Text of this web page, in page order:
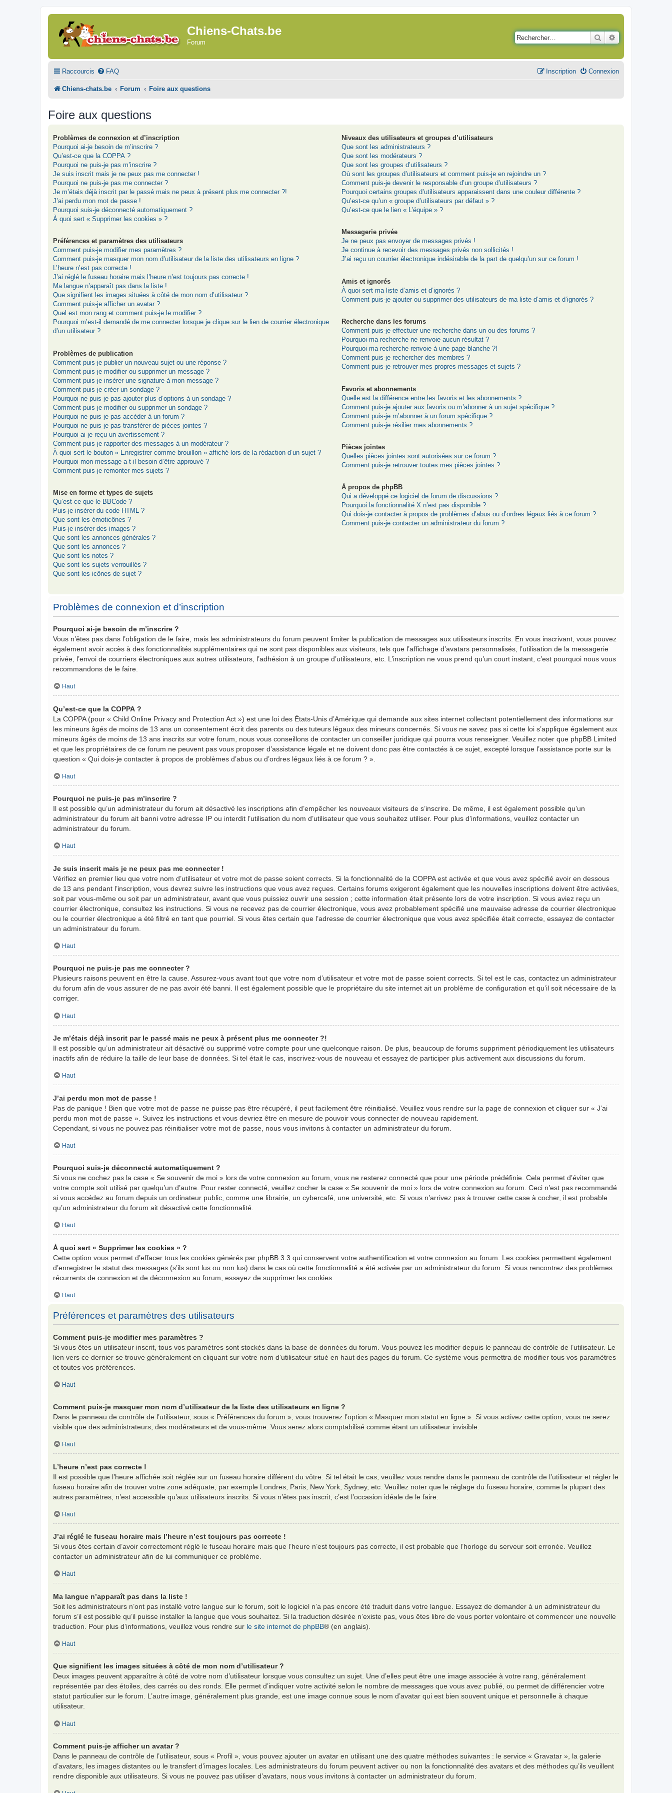
Chiens-Chats.be
Forum
Rechercher
Raccourcis FAQ Connexion
Inscription
Chiens-chats.be Forum Foire aux questions
Foire aux questions
Problèmes de connexion et d’inscription
Pourquoi ai-je besoin de m’inscrire ?
Qu’est-ce que la COPPA ?
Pourquoi ne puis-je pas m’inscrire ?
Je suis inscrit mais je ne peux pas me connecter !
Pourquoi ne puis-je pas me connecter ?
Je m’étais déjà inscrit par le passé mais ne peux à présent plus me connecter ?!
J’ai perdu mon mot de passe !
Pourquoi suis-je déconnecté automatiquement ?
À quoi sert « Supprimer les cookies » ?
Préférences et paramètres des utilisateurs
Comment puis-je modifier mes paramètres ?
Comment puis-je masquer mon nom d’utilisateur de la liste des utilisateurs en ligne ?
L’heure n’est pas correcte !
J’ai réglé le fuseau horaire mais l’heure n’est toujours pas correcte !
Ma langue n’apparaît pas dans la liste !
Que signifient les images situées à côté de mon nom d’utilisateur ?
Comment puis-je afficher un avatar ?
Quel est mon rang et comment puis-je le modifier ?
Pourquoi m’est-il demandé de me connecter lorsque je clique sur le lien de courrier électronique
d’un utilisateur ?
Problèmes de publication
Comment puis-je publier un nouveau sujet ou une réponse ?
Comment puis-je modifier ou supprimer un message ?
Comment puis-je insérer une signature à mon message ?
Comment puis-je créer un sondage ?
Pourquoi ne puis-je pas ajouter plus d’options à un sondage ?
Comment puis-je modifier ou supprimer un sondage ?
Pourquoi ne puis-je pas accéder à un forum ?
Pourquoi ne puis-je pas transférer de pièces jointes ?
Pourquoi ai-je reçu un avertissement ?
Comment puis-je rapporter des messages à un modérateur ?
À quoi sert le bouton « Enregistrer comme brouillon » affiché lors de la rédaction d’un sujet ?
Pourquoi mon message a-t-il besoin d’être approuvé ?
Comment puis-je remonter mes sujets ?
Mise en forme et types de sujets
Qu’est-ce que le BBCode ?
Puis-je insérer du code HTML ?
Que sont les émoticônes ?
Puis-je insérer des images ?
Que sont les annonces générales ?
Que sont les annonces ?
Que sont les notes ?
Que sont les sujets verrouillés ?
Que sont les icônes de sujet ?
Niveaux des utilisateurs et groupes d’utilisateurs
Que sont les administrateurs ?
Que sont les modérateurs ?
Que sont les groupes d’utilisateurs ?
Où sont les groupes d’utilisateurs et comment puis-je en rejoindre un ?
Comment puis-je devenir le responsable d’un groupe d’utilisateurs ?
Pourquoi certains groupes d’utilisateurs apparaissent dans une couleur différente ?
Qu’est-ce qu’un « groupe d’utilisateurs par défaut » ?
Qu’est-ce que le lien « L’équipe » ?
Messagerie privée
Je ne peux pas envoyer de messages privés !
Je continue à recevoir des messages privés non sollicités !
J’ai reçu un courrier électronique indésirable de la part de quelqu’un sur ce forum !
Amis et ignorés
À quoi sert ma liste d’amis et d’ignorés ?
Comment puis-je ajouter ou supprimer des utilisateurs de ma liste d’amis et d’ignorés ?
Recherche dans les forums
Comment puis-je effectuer une recherche dans un ou des forums ?
Pourquoi ma recherche ne renvoie aucun résultat ?
Pourquoi ma recherche renvoie à une page blanche ?!
Comment puis-je rechercher des membres ?
Comment puis-je retrouver mes propres messages et sujets ?
Favoris et abonnements
Quelle est la différence entre les favoris et les abonnements ?
Comment puis-je ajouter aux favoris ou m’abonner à un sujet spécifique ?
Comment puis-je m’abonner à un forum spécifique ?
Comment puis-je résilier mes abonnements ?
Pièces jointes
Quelles pièces jointes sont autorisées sur ce forum ?
Comment puis-je retrouver toutes mes pièces jointes ?
À propos de phpBB
Qui a développé ce logiciel de forum de discussions ?
Pourquoi la fonctionnalité X n’est pas disponible ?
Qui dois-je contacter à propos de problèmes d’abus ou d’ordres légaux liés à ce forum ?
Comment puis-je contacter un administrateur du forum ?
Problèmes de connexion et d’inscription
Pourquoi ai-je besoin de m’inscrire ?
Vous n’êtes pas dans l’obligation de le faire, mais les administrateurs du forum peuvent limiter la publication de messages aux utilisateurs inscrits. En vous inscrivant, vous pouvez
également avoir accès à des fonctionnalités supplémentaires qui ne sont pas disponibles aux visiteurs, tels que l’affichage d’avatars personnalisés, l’utilisation de la messagerie
privée, l’envoi de courriers électroniques aux autres utilisateurs, l’adhésion à un groupe d’utilisateurs, etc. L’inscription ne vous prend qu’un court instant, c’est pourquoi nous vous
recommandons de le faire.
Haut
Qu’est-ce que la COPPA ?
La COPPA (pour « Child Online Privacy and Protection Act ») est une loi des États-Unis d’Amérique qui demande aux sites internet collectant potentiellement des informations sur
les mineurs âgés de moins de 13 ans un consentement écrit des parents ou des tuteurs légaux des mineurs concernés. Si vous ne savez pas si cette loi s’applique également aux
mineurs âgés de moins de 13 ans inscrits sur votre forum, nous vous conseillons de contacter un conseiller juridique qui pourra vous renseigner. Veuillez noter que phpBB Limited
et que les propriétaires de ce forum ne peuvent pas vous proposer d’assistance légale et ne doivent donc pas être contactés à ce sujet, excepté lorsque l’assistance porte sur la
question « Qui dois-je contacter à propos de problèmes d’abus ou d’ordres légaux liés à ce forum ? ».
Haut
Pourquoi ne puis-je pas m’inscrire ?
Il est possible qu’un administrateur du forum ait désactivé les inscriptions afin d’empêcher les nouveaux visiteurs de s’inscrire. De même, il est également possible qu’un
administrateur du forum ait banni votre adresse IP ou interdit l’utilisation du nom d’utilisateur que vous souhaitez utiliser. Pour plus d’informations, veuillez contacter un
administrateur du forum.
Haut
Je suis inscrit mais je ne peux pas me connecter !
Vérifiez en premier lieu que votre nom d’utilisateur et votre mot de passe soient corrects. Si la fonctionnalité de la COPPA est activée et que vous avez spécifié avoir en dessous
de 13 ans pendant l’inscription, vous devrez suivre les instructions que vous avez reçues. Certains forums exigeront également que les nouvelles inscriptions doivent être activées,
soit par vous-même ou soit par un administrateur, avant que vous puissiez ouvrir une session ; cette information était présente lors de votre inscription. Si vous aviez reçu un
courrier électronique, consultez les instructions. Si vous ne recevez pas de courrier électronique, vous avez probablement spécifié une mauvaise adresse de courrier électronique
ou le courrier électronique a été filtré en tant que pourriel. Si vous êtes certain que l’adresse de courrier électronique que vous avez spécifiée était correcte, essayez de contacter
un administrateur du forum.
Haut
Pourquoi ne puis-je pas me connecter ?
Plusieurs raisons peuvent en être la cause. Assurez-vous avant tout que votre nom d’utilisateur et votre mot de passe soient corrects. Si tel est le cas, contactez un administrateur
du forum afin de vous assurer de ne pas avoir été banni. Il est également possible que le propriétaire du site internet ait un problème de configuration et qu’il soit nécessaire de la
corriger.
Haut
Je m’étais déjà inscrit par le passé mais ne peux à présent plus me connecter ?!
Il est possible qu’un administrateur ait désactivé ou supprimé votre compte pour une quelconque raison. De plus, beaucoup de forums suppriment périodiquement les utilisateurs
inactifs afin de réduire la taille de leur base de données. Si tel était le cas, inscrivez-vous de nouveau et essayez de participer plus activement aux discussions du forum.
Haut
J’ai perdu mon mot de passe !
Pas de panique ! Bien que votre mot de passe ne puisse pas être récupéré, il peut facilement être réinitialisé. Veuillez vous rendre sur la page de connexion et cliquer sur « J’ai
perdu mon mot de passe ». Suivez les instructions et vous devriez être en mesure de pouvoir vous connecter de nouveau rapidement.
Cependant, si vous ne pouvez pas réinitialiser votre mot de passe, nous vous invitons à contacter un administrateur du forum.
Haut
Pourquoi suis-je déconnecté automatiquement ?
Si vous ne cochez pas la case « Se souvenir de moi » lors de votre connexion au forum, vous ne resterez connecté que pour une période prédéfinie. Cela permet d’éviter que
votre compte soit utilisé par quelqu’un d’autre. Pour rester connecté, veuillez cocher la case « Se souvenir de moi » lors de votre connexion au forum. Ceci n’est pas recommandé
si vous accédez au forum depuis un ordinateur public, comme une librairie, un cybercafé, une université, etc. Si vous n’arrivez pas à trouver cette case à cocher, il est probable
qu’un administrateur du forum ait désactivé cette fonctionnalité.
Haut
À quoi sert « Supprimer les cookies » ?
Cette option vous permet d’effacer tous les cookies générés par phpBB 3.3 qui conservent votre authentification et votre connexion au forum. Les cookies permettent également
d’enregistrer le statut des messages (s’ils sont lus ou non lus) dans le cas où cette fonctionnalité a été activée par un administrateur du forum. Si vous rencontrez des problèmes
récurrents de connexion et de déconnexion au forum, essayez de supprimer les cookies.
Haut
Préférences et paramètres des utilisateurs
Comment puis-je modifier mes paramètres ?
Si vous êtes un utilisateur inscrit, tous vos paramètres sont stockés dans la base de données du forum. Vous pouvez les modifier depuis le panneau de contrôle de l’utilisateur. Le
lien vers ce dernier se trouve généralement en cliquant sur votre nom d’utilisateur situé en haut des pages du forum. Ce système vous permettra de modifier tous vos paramètres
et toutes vos préférences.
Haut
Comment puis-je masquer mon nom d’utilisateur de la liste des utilisateurs en ligne ?
Dans le panneau de contrôle de l’utilisateur, sous « Préférences du forum », vous trouverez l’option « Masquer mon statut en ligne ». Si vous activez cette option, vous ne serez
visible que des administrateurs, des modérateurs et de vous-même. Vous serez alors comptabilisé comme étant un utilisateur invisible.
Haut
L’heure n’est pas correcte !
Il est possible que l’heure affichée soit réglée sur un fuseau horaire différent du vôtre. Si tel était le cas, veuillez vous rendre dans le panneau de contrôle de l’utilisateur et régler le
fuseau horaire afin de trouver votre zone adéquate, par exemple Londres, Paris, New York, Sydney, etc. Veuillez noter que le réglage du fuseau horaire, comme la plupart des
autres paramètres, n’est accessible qu’aux utilisateurs inscrits. Si vous n’êtes pas inscrit, c’est l’occasion idéale de le faire.
Haut
J’ai réglé le fuseau horaire mais l’heure n’est toujours pas correcte !
Si vous êtes certain d’avoir correctement réglé le fuseau horaire mais que l’heure n’est toujours pas correcte, il est probable que l’horloge du serveur soit erronée. Veuillez
contacter un administrateur afin de lui communiquer ce problème.
Haut
Ma langue n’apparaît pas dans la liste !
Soit les administrateurs n’ont pas installé votre langue sur le forum, soit le logiciel n’a pas encore été traduit dans votre langue. Essayez de demander à un administrateur du
forum s’il est possible qu’il puisse installer la langue que vous souhaitez. Si la traduction désirée n’existe pas, vous êtes libre de vous porter volontaire et commencer une nouvelle
traduction. Pour plus d’informations, veuillez vous rendre sur le site internet de phpBB® (en anglais).
Haut
Que signifient les images situées à côté de mon nom d’utilisateur ?
Deux images peuvent apparaître à côté de votre nom d’utilisateur lorsque vous consultez un sujet. Une d’elles peut être une image associée à votre rang, généralement
représentée par des étoiles, des carrés ou des ronds. Elle permet d’indiquer votre activité selon le nombre de messages que vous avez publié, ou permet de différencier votre
statut particulier sur le forum. L’autre image, généralement plus grande, est une image connue sous le nom d’avatar qui est bien souvent unique et personnelle à chaque
utilisateur.
Haut
Comment puis-je afficher un avatar ?
Dans le panneau de contrôle de l’utilisateur, sous « Profil », vous pouvez ajouter un avatar en utilisant une des quatre méthodes suivantes : le service « Gravatar », la galerie
d’avatars, les images distantes ou le transfert d’images locales. Les administrateurs du forum peuvent activer ou non la fonctionnalité des avatars et des méthodes qu’ils veuillent
rendre disponible aux utilisateurs. Si vous ne pouvez pas utiliser d’avatars, nous vous invitons à contacter un administrateur du forum.